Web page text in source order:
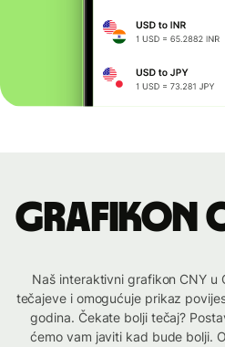
Grafikon
Naš interaktivni grafikon CNY u
tečajeve i omogućuje prikaz
godina. Čekate bolji tečaj?
ćemo vam javiti kad bude bolji.